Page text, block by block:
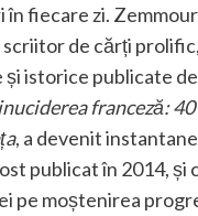
fiecare zi.
scriitor de cărți
istorice publicate
franceză: 40
, a devenit
publicat în 2014, și
pe moștenirea